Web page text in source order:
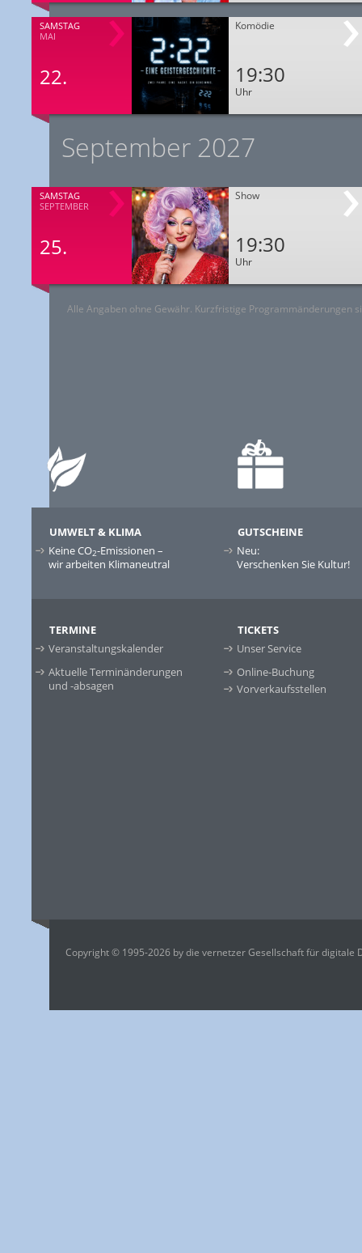
SAMSTAG
MAI
22.
Komödie
19:30
Uhr
September 2027
SAMSTAG
SEPTEMBER
25.
Show
19:30
Uhr
Alle Angaben ohne Gewähr. Kurzfristige Programmänderungen
UMWELT & KLIMA
Keine CO2-Emissionen –
wir arbeiten Klimaneutral
GUTSCHEINE
Neu:
Verschenken Sie Kultur!
TERMINE
Veranstaltungskalender
Aktuelle Terminänderungen
und -absagen
TICKETS
Unser Service
Online-Buchung
Vorverkaufsstellen
Copyright © 1995-2026 by die vernetzer Gesellschaft für digitale